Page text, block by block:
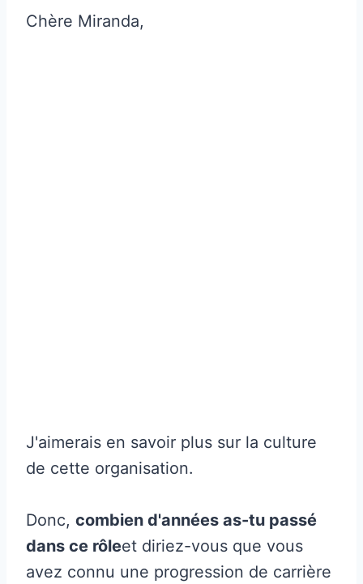
Chère Miranda,
J'aimerais en savoir plus sur la culture
de cette organisation.
Donc, combien d'années as-tu passé
dans ce rôleet diriez-vous que vous
avez connu une progression de carrière